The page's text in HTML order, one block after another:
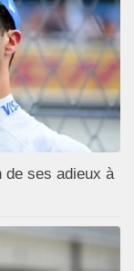
de ses adieux à